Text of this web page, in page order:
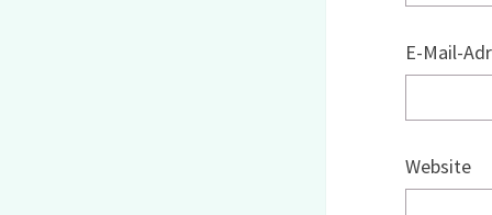
E-Mail-
Website